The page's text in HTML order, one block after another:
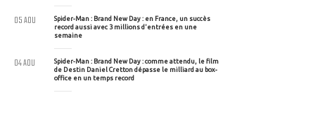
Spider-Man : Brand New Day : en France, un succès
record aussi avec 3 millions d'entrées en une
semaine
05 AOU
Spider-Man : Brand New Day : comme attendu, le film
de Destin Daniel Cretton dépasse le milliard au box-
office en un temps record
04 AOU